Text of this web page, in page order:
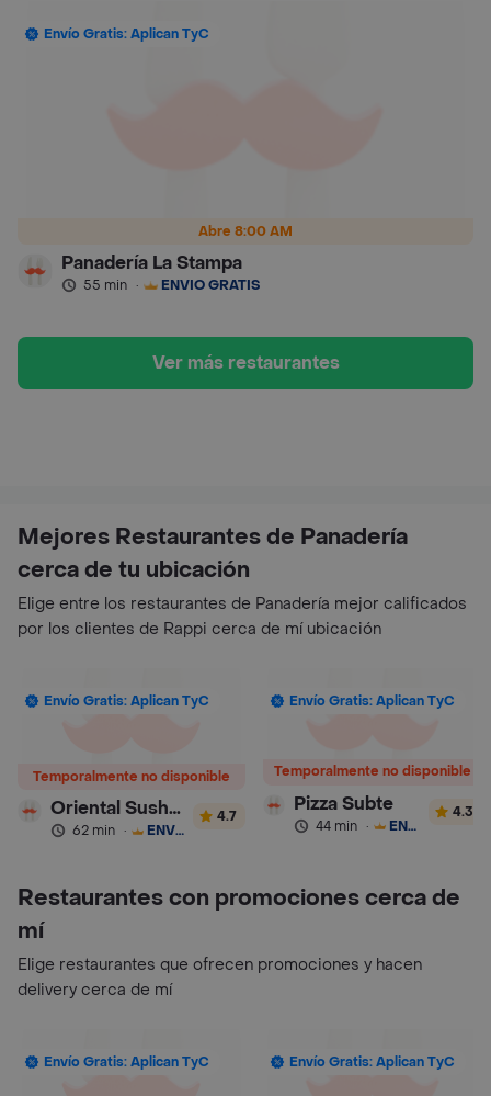
Abre 8:00 AM
Envío Gratis: Aplican TyC
Panadería La Stampa
55 min · ENVÍO GRATIS
Ver más restaurantes
Mejores Restaurantes de Panadería
cerca de tu ubicación
Elige entre los restaurantes de Panadería mejor calificados
por los clientes de Rappi cerca de mí ubicación
Temporalmente no disponible
Envío Gratis: Aplican TyC
Oriental Sushi Express
62 min · ENVÍO GRATIS
4.7
Temporalmente no disponible
Envío Gratis: Aplican TyC
Pizza Subte
44 min · ENVÍO GRATIS
4.3
Restaurantes con promociones cerca de
mí
Elige restaurantes que ofrecen promociones y hacen
delivery cerca de mí
Envío Gratis: Aplican TyC Envío Gratis: Aplican TyC